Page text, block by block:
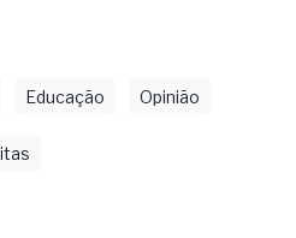
Educação Opinião